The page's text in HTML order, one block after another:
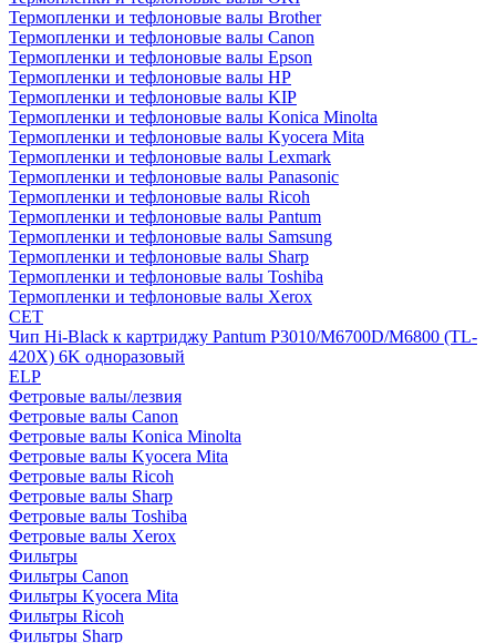
Термопленки и тефлоновые валы Brother
Термопленки и тефлоновые валы Canon
Термопленки и тефлоновые валы Epson
Термопленки и тефлоновые валы HP
Термопленки и тефлоновые валы KIP
Термопленки и тефлоновые валы Konica Minolta
Термопленки и тефлоновые валы Kyocera Mita
Термопленки и тефлоновые валы Lexmark
Термопленки и тефлоновые валы Panasonic
Термопленки и тефлоновые валы Ricoh
Термопленки и тефлоновые валы Pantum
Термопленки и тефлоновые валы Samsung
Термопленки и тефлоновые валы Sharp
Термопленки и тефлоновые валы Toshiba
Термопленки и тефлоновые валы Xerox
CET
Чип Hi-Black к картриджу Pantum P3010/M6700D/M6800 (TL-
420X) 6K одноразовый
ELP
Фетровые валы/лезвия
Фетровые валы Canon
Фетровые валы Konica Minolta
Фетровые валы Kyocera Mita
Фетровые валы Ricoh
Фетровые валы Sharp
Фетровые валы Toshiba
Фетровые валы Xerox
Фильтры
Фильтры Canon
Фильтры Kyocera Mita
Фильтры Ricoh
Фильтры Sharp